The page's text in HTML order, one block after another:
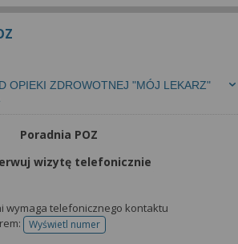
OPIEKI ZDROWOTNEJ "MÓJ LEKARZ"
Poradnia POZ
wizytę telefonicznie
wymaga telefonicznego kontaktu
Wyświetl numertelefonu do rejestracji